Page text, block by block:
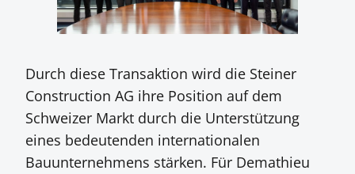
Durch diese Transaktion wird die Steiner
Construction AG ihre Position auf dem
Schweizer Markt durch die Unterstützung
eines bedeutenden internationalen
Bauunternehmens stärken. Für Demathieu